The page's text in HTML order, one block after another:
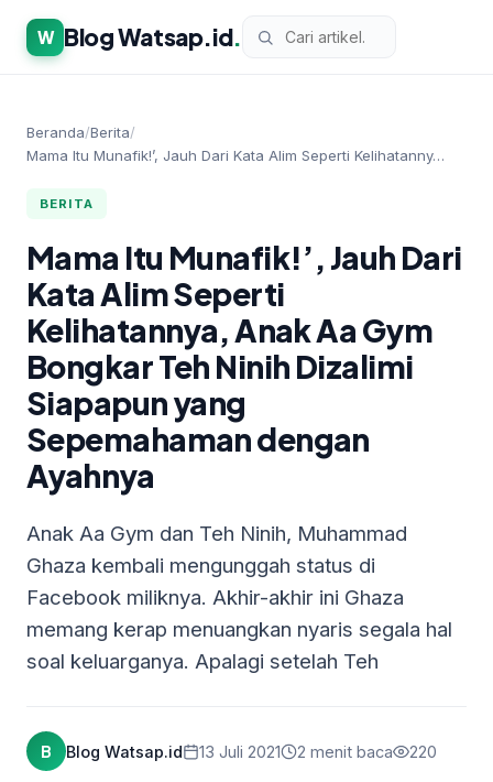
W Blog Watsap.id.
Beranda/Berita/
Mama Itu Munafik!’, Jauh Dari Kata Alim Seperti Kelihatanny…
BERITA
Mama Itu Munafik!’, Jauh Dari
Kata Alim Seperti
Kelihatannya, Anak Aa Gym
Bongkar Teh Ninih Dizalimi
Siapapun yang
Sepemahaman dengan
Ayahnya
Anak Aa Gym dan Teh Ninih, Muhammad
Ghaza kembali mengunggah status di
Facebook miliknya. Akhir-akhir ini Ghaza
memang kerap menuangkan nyaris segala hal
soal keluarganya. Apalagi setelah Teh
B Blog Watsap.id 13 Juli 2021 2 menit baca 220